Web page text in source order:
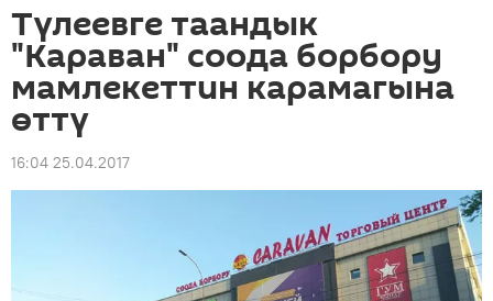
Түлеевге таандык
"Караван" соода борбору
мамлекеттин карамагына
өттү
16:04 25.04.2017